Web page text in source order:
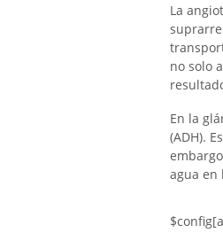
La
no solo
En la
(ADH).
agua en